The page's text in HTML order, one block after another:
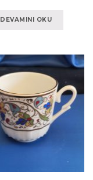
DEVAMINI OKU